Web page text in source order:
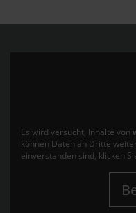
Es wird versucht, Inhalte von
können Daten an Dritte
einverstanden sind, klicken